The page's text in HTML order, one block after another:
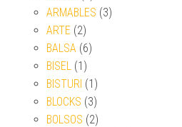
ARMABLES (3)
ARTE (2)
BALSA (6)
BISEL (1)
BISTURI (1)
BLOCKS (3)
BOLSOS (2)